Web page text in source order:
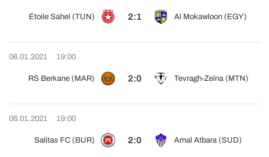
Étoile Sahel (TUN) 2:1 Al Mokawloon (EGY)
06.01.2021 19:00
RS Berkane (MAR) 2:0 Tevragh-Zeïna (MTN)
06.01.2021 19:00
Salitas FC (BUR) 2:0 Amal Atbara (SUD)